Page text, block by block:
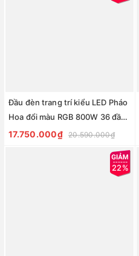
Đầu đèn trang trí kiểu LED Pháo
Hoa đổi màu RGB 800W 36 đầu
ống H2500 D4000 | cho Cột cao
17.750.000₫ 20.590.000₫
22%